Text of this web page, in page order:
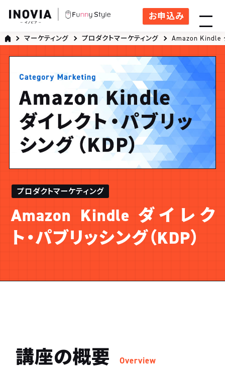
お申込み
マーケティング プロダクトマーケティング Amazon Kindle ダ
プロダクトマーケティング
Amazon Kindle ダイレク
ト・パブリッシング（KDP）
講座の概要 Overview